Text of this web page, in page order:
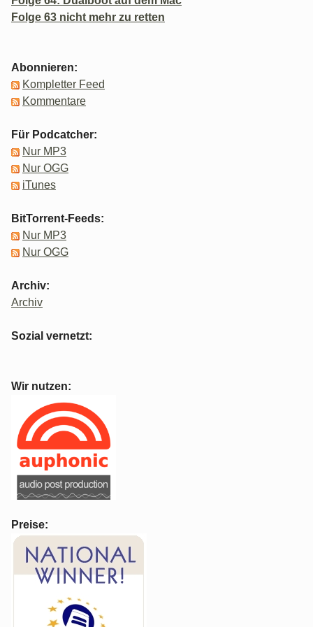
Folge 63 nicht mehr zu retten
Abonnieren:
Kompletter Feed
Kommentare
Für Podcatcher:
Nur MP3
Nur OGG
iTunes
BitTorrent-Feeds:
Nur MP3
Nur OGG
Archiv:
Archiv
Sozial vernetzt:
Wir nutzen:
Preise: